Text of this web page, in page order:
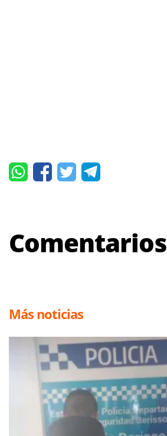
Comentarios
Más noticias